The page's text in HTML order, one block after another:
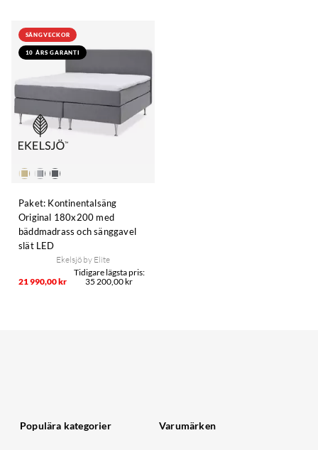
SÄNGVECKOR
10 ÅRS GARANTI
Paket: Kontinentalsäng
Original 180x200 med
bäddmadrass och sänggavel
slät LED
Ekelsjö by Elite
21 990,00 kr 35 200,00 kr
Populära kategorier Varumärken